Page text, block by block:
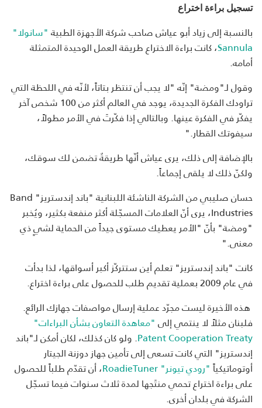
تسجيل براءة اختراع
بالنسبة إلى زياد أبو عياش صاحب شركة الأجهزة الطبية"سانولا"
Sannula، كانت براءة الاختراع طريقة العمل الوحيدة المتمثلة
أمامه.
وقول لـ"ومضة" إنّه "لا يجب أن تنتظر بتاتاً، لأنّه في اللحظة التي
تراودك الفكرة الجديدة، يوجد في العالم أكثر من 100 شخص آخر
يفكّر في الفكرة عينها. وبالتالي إذا فكّرتَ في الأمر مطولاً،
سيفوتك القطار."
بالإضافة إلى ذلك، يرى عياش أنّها طريقةٌ تضمن لك سوقك،
ولكنّ ذلك لا يلقى إجماعاً.
حسان صليبي من الشركة الناشئة اللبنانية "باند إندستريز" Band
Industries، يرى أنّ العلامات المسجّلة أكثر منفعة بكثير، ويُخبر
"ومضة" بأنّ "الأمر يعطيك مستوى جيداً من الحماية لشيٍ ذي
معنى."
كانت "باند إندستريز" تعلم أين ستتركّز أكبر أسواقها، لذا بدأت
في عام 2009 بعملية تقديم طلب للحصول على براءة اختراع.
هذه الأخيرة ليست مجرّد عملية إرسال مواصفات جهازك الرائع.
فلبنان مثلاً لا ينتمي إلى"معاهدة التعاون بشأن البراءات"
Patent Cooperation Treaty. ولو كان كذلك، لكان أمكن لـ"باند
إندستريز" التي كانت تسعى إلى تأمين جهاز دوزنة الجيتار
أوتوماتيكياً"رودي تيونر" RoadieTuner
، أن تقدّم طلباً للحصول
على براءة اختراع تحمي منتَجها لمدة ثلاث سنوات فيما تسجّل
الشركة في بلدان أخرى.